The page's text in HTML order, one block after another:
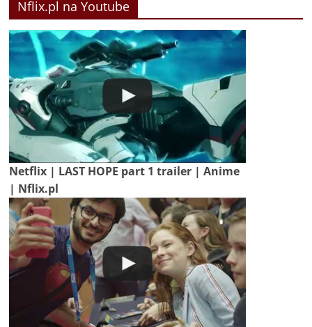
Nflix.pl na Youtube
Netflix | LAST HOPE part 1 trailer | Anime
| Nflix.pl